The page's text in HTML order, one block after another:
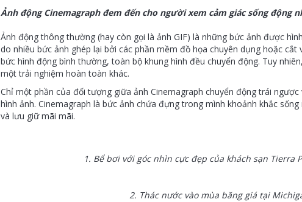
Ảnh động Cinemagraph đem đến cho người xem cảm giác sống động
Ảnh động thông thường (hay còn gọi là ảnh GIF) là những bức ảnh được
do nhiều bức ảnh ghép lại bởi các phần mềm đồ họa chuyên dụng hoặc
bức hình động bình thường, toàn bộ khung hình đều chuyển động. Tuy
một trải nghiệm hoàn toàn khác.
Chỉ một phần của đối tượng giữa ảnh Cinemagraph chuyển động trái
hình ảnh. Cinemagraph là bức ảnh chứa đựng trong mình khoảnh khắc
và lưu giữ mãi mãi.
1. Bể bơi với góc nhìn cực đẹp của khách sạn Tierra
2. Thác nước vào mùa băng giá tại